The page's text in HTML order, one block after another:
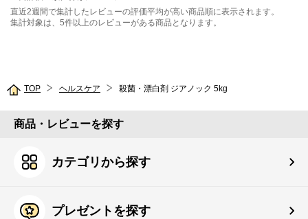
直近2週間で集計したレビューの評価平均が高い商品順に表示されます。
集計対象は、5件以上のレビューがある商品となります。
TOP ヘルスケア 殺菌・漂白剤 ジアノック 5kg
商品・レビューを探す
カテゴリから探す
プレゼントを探す